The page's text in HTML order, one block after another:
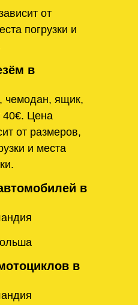
от
погрузки и
в
чемодан, ящик,
40€. Цена
от размеров,
и места
в
в